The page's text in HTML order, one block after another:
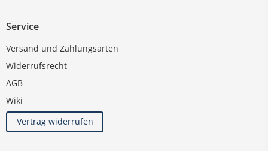
Service
Versand und Zahlungsarten
Widerrufsrecht
AGB
Wiki
Vertrag widerrufen